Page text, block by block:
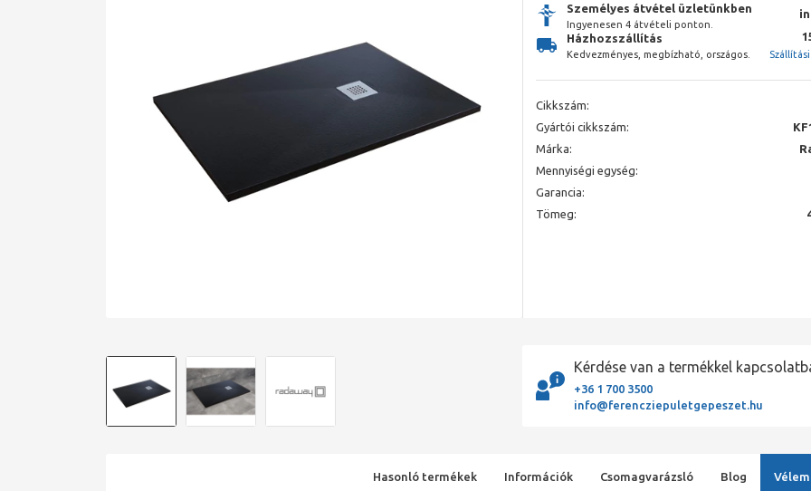
Személyes átvétel üzletünkben
Ingyenesen 4 átvételi ponton.
Házhozszállítás
Kedvezményes, megbízható, országos.
Cikkszám:
Gyártói cikkszám:
Márka:
Mennyiségi egység:
Garancia:
Tömeg:
Kérdése van a termékkel
+36 1 700 3500
info@ferencziepuletgepeszet.hu
Hasonló termékek Információk Csomagvarázsló Blog